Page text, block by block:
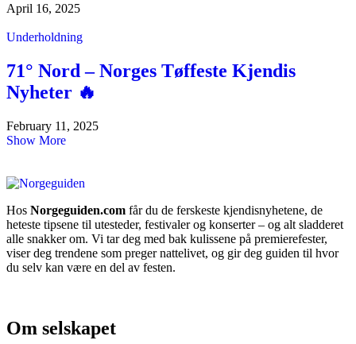
April 16, 2025
Underholdning
71° Nord – Norges Tøffeste Kjendis
Nyheter 🔥
February 11, 2025
Show More
Hos Norgeguiden.com får du de ferskeste kjendisnyhetene, de
heteste tipsene til utesteder, festivaler og konserter – og alt sladderet
alle snakker om. Vi tar deg med bak kulissene på premierefester,
viser deg trendene som preger nattelivet, og gir deg guiden til hvor
du selv kan være en del av festen.
Om selskapet